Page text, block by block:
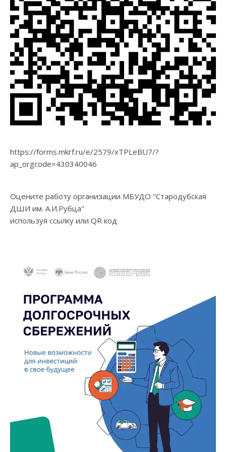
https://forms.mkrf.ru/e/2579/xTPLeBU7/?
ap_orgcode=430340046
Оцените работу организации МБУДО "Стародубская
ДШИ им. А.И.Рубца"
используя ссылку или QR код